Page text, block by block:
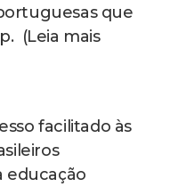
que
(Leia mais
facilitado às
educação